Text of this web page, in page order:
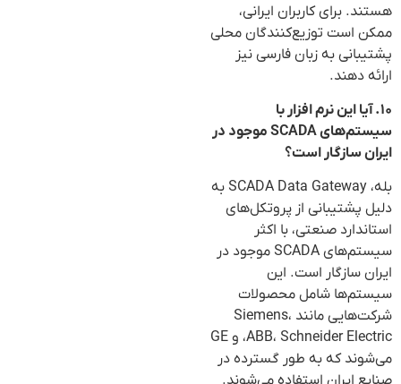
هستند. برای کاربران ایرانی،
ممکن است توزیع‌کنندگان محلی
پشتیبانی به زبان فارسی نیز
ارائه دهند.
۱۰. آیا این نرم افزار با
سیستم‌های SCADA موجود در
ایران سازگار است؟
بله، SCADA Data Gateway به
دلیل پشتیبانی از پروتکل‌های
استاندارد صنعتی، با اکثر
سیستم‌های SCADA موجود در
ایران سازگار است. این
سیستم‌ها شامل محصولات
شرکت‌هایی مانند Siemens،
ABB، Schneider Electric، و GE
می‌شوند که به طور گسترده در